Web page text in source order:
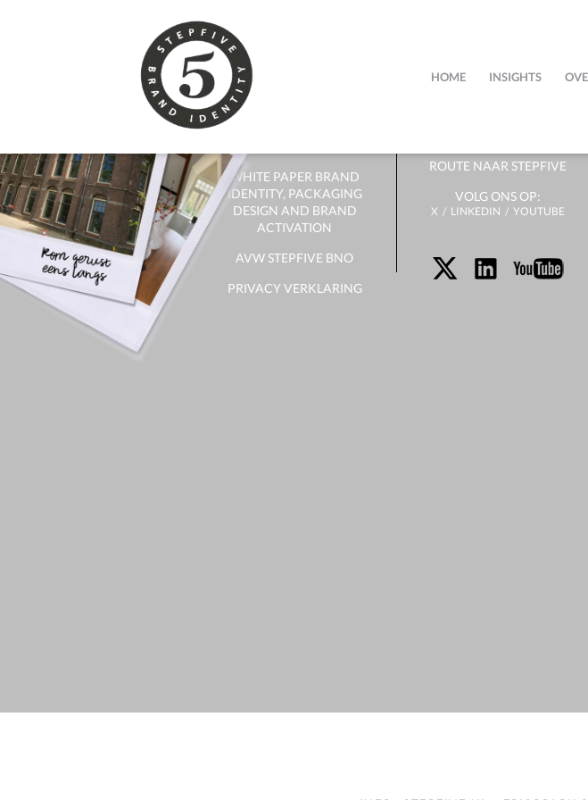
HOME INSIGHTS
CONTACT
CONTACT OPNEMEN
WHITE PAPER BRAND
IDENTITY, PACKAGING
DESIGN AND BRAND
ACTIVATION
AVW STEPFIVE BNO
PRIVACY VERKLARING
ONS
ROUTE NAAR STEPFIVE
VOLG ONS OP:
X LINKEDIN YOUTUBE